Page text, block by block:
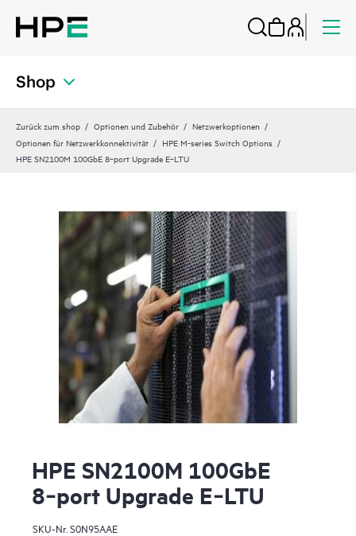
Shop
Zurück zum shop Optionen und Zubehör
Netzwerkoptionen
Optionen für Netzwerkkonnektivität
HPE M-series Switch Options
HPE SN2100M 100GbE 8‑port Upgrade E‑LTU
HPE SN2100M 100GbE
8‑port Upgrade E‑LTU
SKU-Nr. S0N95AAE